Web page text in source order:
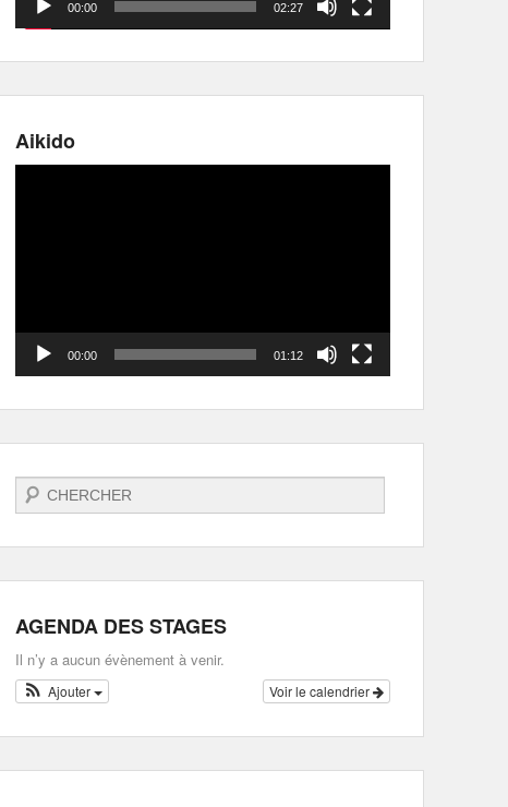
00:00 02:27
Aikido
00:00 01:12
Recherche
AGENDA DES STAGES
Il n’y a aucun évènement à venir.
Voir le calendrier
Ajouter